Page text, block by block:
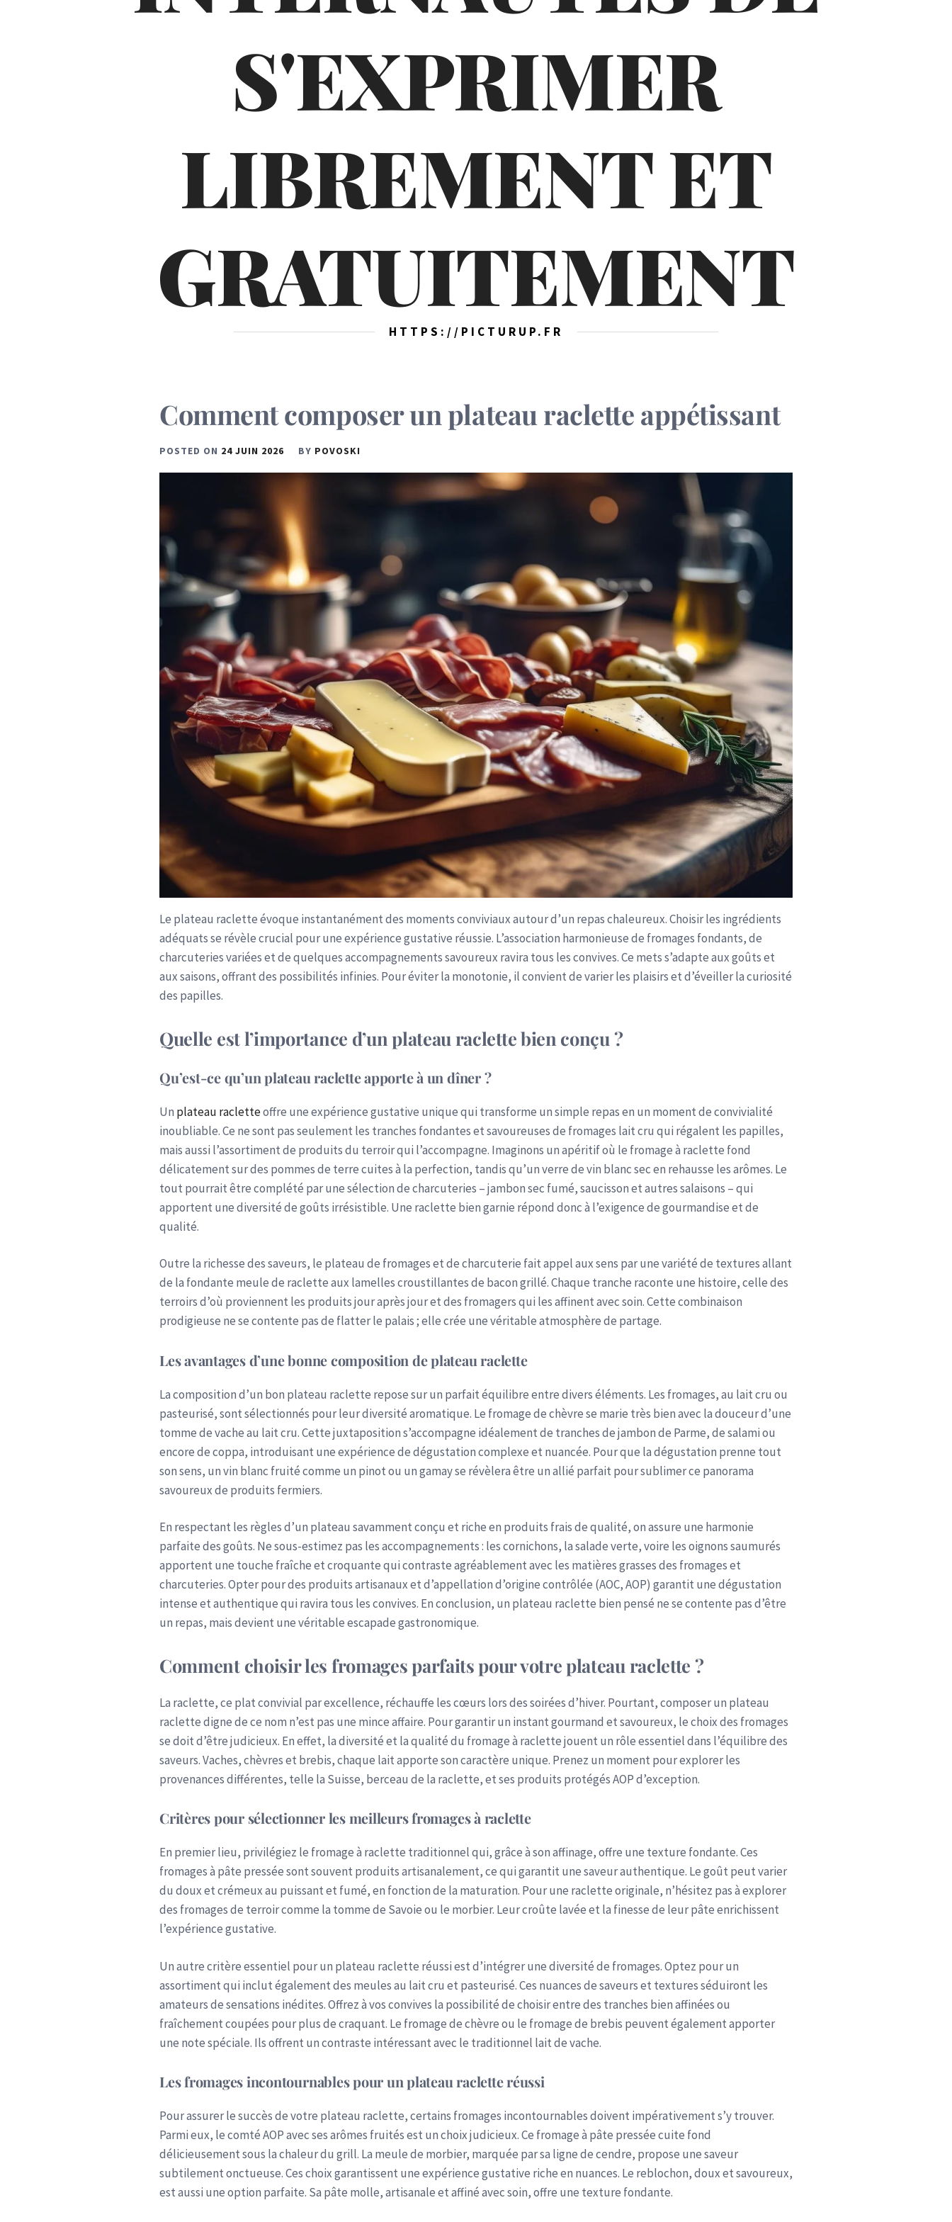
S'EXPRIMER
LIBREMENT ET
GRATUITEMENT
HTTPS://PICTURUP.FR
Comment composer un plateau raclette appétissant
POSTED ON 24 JUIN 2026 BY POVOSKI
Le plateau raclette évoque instantanément des moments conviviaux autour d’un repas chaleureux. Choisir les ingrédients
adéquats se révèle crucial pour une expérience gustative réussie. L’association harmonieuse de fromages fondants, de
charcuteries variées et de quelques accompagnements savoureux ravira tous les convives. Ce mets s’adapte aux goûts et
aux saisons, offrant des possibilités infinies. Pour éviter la monotonie, il convient de varier les plaisirs et d’éveiller la curiosité
des papilles.
Quelle est l’importance d’un plateau raclette bien conçu ?
Qu’est-ce qu’un plateau raclette apporte à un dîner ?
Un plateau racletteoffre une expérience gustative unique qui transforme un simple repas en un moment de convivialité
inoubliable. Ce ne sont pas seulement les tranches fondantes et savoureuses de fromages lait cru qui régalent les papilles,
mais aussi l’assortiment de produits du terroir qui l’accompagne. Imaginons un apéritif où le fromage à raclette fond
délicatement sur des pommes de terre cuites à la perfection, tandis qu’un verre de vin blanc sec en rehausse les arômes. Le
tout pourrait être complété par une sélection de charcuteries – jambon sec fumé, saucisson et autres salaisons – qui
apportent une diversité de goûts irrésistible. Une raclette bien garnie répond donc à l’exigence de gourmandise et de
qualité.
Outre la richesse des saveurs, le plateau de fromages et de charcuterie fait appel aux sens par une variété de textures allant
de la fondante meule de raclette aux lamelles croustillantes de bacon grillé. Chaque tranche raconte une histoire, celle des
terroirs d’où proviennent les produits jour après jour et des fromagers qui les affinent avec soin. Cette combinaison
prodigieuse ne se contente pas de flatter le palais ; elle crée une véritable atmosphère de partage.
Les avantages d’une bonne composition de plateau raclette
La composition d’un bon plateau raclette repose sur un parfait équilibre entre divers éléments. Les fromages, au lait cru ou
pasteurisé, sont sélectionnés pour leur diversité aromatique. Le fromage de chèvre se marie très bien avec la douceur d’une
tomme de vache au lait cru. Cette juxtaposition s’accompagne idéalement de tranches de jambon de Parme, de salami ou
encore de coppa, introduisant une expérience de dégustation complexe et nuancée. Pour que la dégustation prenne tout
son sens, un vin blanc fruité comme un pinot ou un gamay se révèlera être un allié parfait pour sublimer ce panorama
savoureux de produits fermiers.
En respectant les règles d’un plateau savamment conçu et riche en produits frais de qualité, on assure une harmonie
parfaite des goûts. Ne sous-estimez pas les accompagnements : les cornichons, la salade verte, voire les oignons saumurés
apportent une touche fraîche et croquante qui contraste agréablement avec les matières grasses des fromages et
charcuteries. Opter pour des produits artisanaux et d’appellation d’origine contrôlée (AOC, AOP) garantit une dégustation
intense et authentique qui ravira tous les convives. En conclusion, un plateau raclette bien pensé ne se contente pas d’être
un repas, mais devient une véritable escapade gastronomique.
Comment choisir les fromages parfaits pour votre plateau raclette ?
La raclette, ce plat convivial par excellence, réchauffe les cœurs lors des soirées d’hiver. Pourtant, composer un plateau
raclette digne de ce nom n’est pas une mince affaire. Pour garantir un instant gourmand et savoureux, le choix des fromages
se doit d’être judicieux. En effet, la diversité et la qualité du fromage à raclette jouent un rôle essentiel dans l’équilibre des
saveurs. Vaches, chèvres et brebis, chaque lait apporte son caractère unique. Prenez un moment pour explorer les
provenances différentes, telle la Suisse, berceau de la raclette, et ses produits protégés AOP d’exception.
Critères pour sélectionner les meilleurs fromages à raclette
En premier lieu, privilégiez le fromage à raclette traditionnel qui, grâce à son affinage, offre une texture fondante. Ces
fromages à pâte pressée sont souvent produits artisanalement, ce qui garantit une saveur authentique. Le goût peut varier
du doux et crémeux au puissant et fumé, en fonction de la maturation. Pour une raclette originale, n’hésitez pas à explorer
des fromages de terroir comme la tomme de Savoie ou le morbier. Leur croûte lavée et la finesse de leur pâte enrichissent
l’expérience gustative.
Un autre critère essentiel pour un plateau raclette réussi est d’intégrer une diversité de fromages. Optez pour un
assortiment qui inclut également des meules au lait cru et pasteurisé. Ces nuances de saveurs et textures séduiront les
amateurs de sensations inédites. Offrez à vos convives la possibilité de choisir entre des tranches bien affinées ou
fraîchement coupées pour plus de craquant. Le fromage de chèvre ou le fromage de brebis peuvent également apporter
une note spéciale. Ils offrent un contraste intéressant avec le traditionnel lait de vache.
Les fromages incontournables pour un plateau raclette réussi
Pour assurer le succès de votre plateau raclette, certains fromages incontournables doivent impérativement s’y trouver.
Parmi eux, le comté AOP avec ses arômes fruités est un choix judicieux. Ce fromage à pâte pressée cuite fond
délicieusement sous la chaleur du grill. La meule de morbier, marquée par sa ligne de cendre, propose une saveur
subtilement onctueuse. Ces choix garantissent une expérience gustative riche en nuances. Le reblochon, doux et savoureux,
est aussi une option parfaite. Sa pâte molle, artisanale et affiné avec soin, offre une texture fondante.